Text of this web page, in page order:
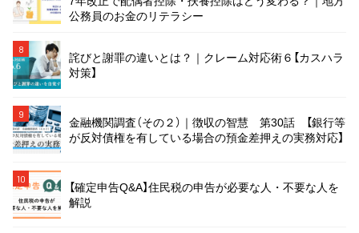
公務員のお金のリテラシー
8
詫びと謝罪の違いとは？｜クレーム対応術６【カスハラ
対策】
9
金融機関調査（その２）｜徴収の智慧 第30話 【銀行等
が反対債権を有している場合の預金差押えの実務対応】
10
【確定申告Q&A】住民税の申告が必要な人・不要な人を
解説